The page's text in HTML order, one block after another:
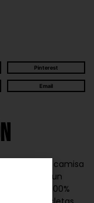
Pinterest
Email
elegante camisa
Kids! Con un
camisa 100%